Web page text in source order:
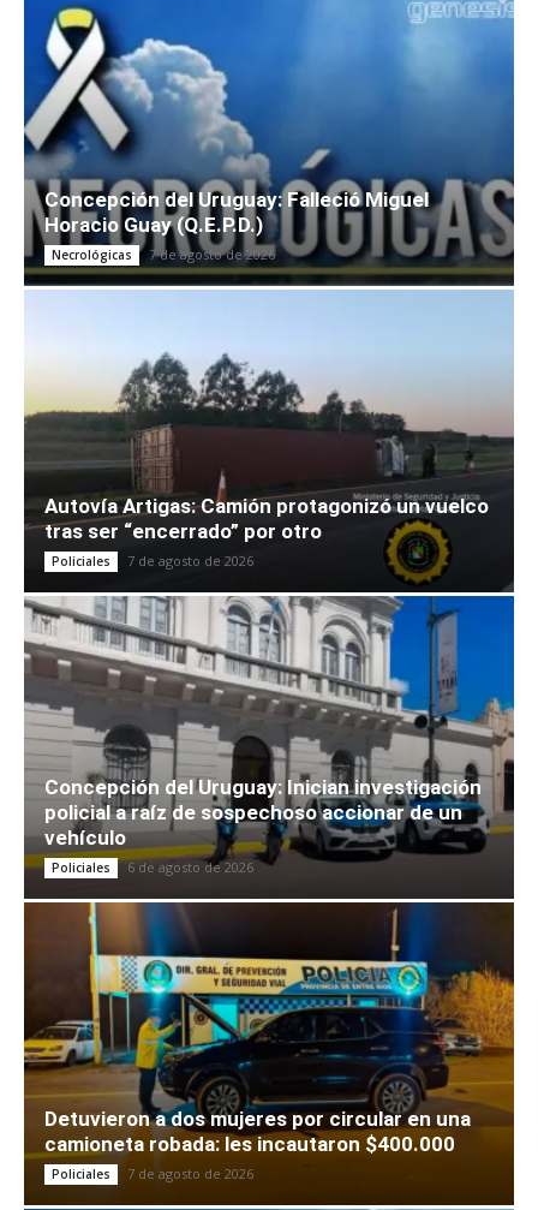
Concepción del Uruguay: Falleció Miguel
Horacio Guay (Q.E.P.D.)
Necrológicas 7 de agosto de 2026
Autovía Artigas: Camión protagonizó un vuelco
tras ser “encerrado” por otro
Policiales 7 de agosto de 2026
Concepción del Uruguay: Inician investigación
policial a raíz de sospechoso accionar de un
vehículo
Policiales 6 de agosto de 2026
Detuvieron a dos mujeres por circular en una
camioneta robada: les incautaron $400.000
Policiales 7 de agosto de 2026